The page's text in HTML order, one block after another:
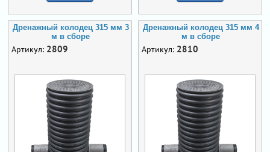
Дренажный колодец 315 мм 3
м в сборе
Артикул: 2809
Дренажный колодец 315 мм 4
м в сборе
Артикул: 2810